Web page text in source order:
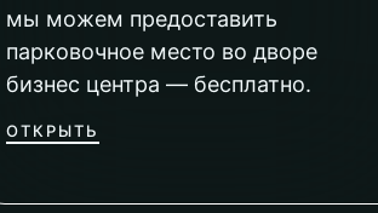
мы можем предоставить
парковочное место во дворе
бизнес центра — бесплатно.
ОТКРЫТЬ